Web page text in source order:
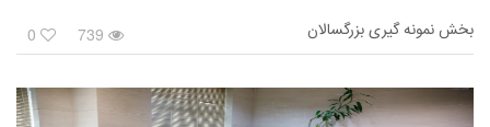
739
0 بخش نمونه گیری بزرگسالان